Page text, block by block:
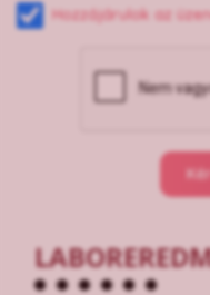
Hozzájárulok az